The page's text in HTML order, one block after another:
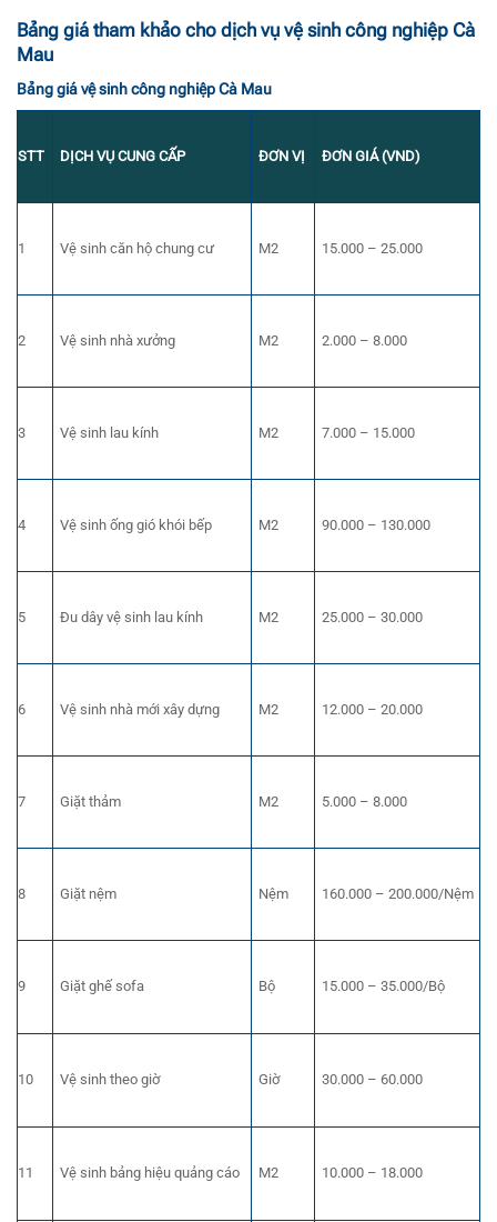
Bảng giá tham khảo cho dịch vụ vệ sinh công nghiệp Cà
Mau
Bảng giá vệ sinh công nghiệp Cà Mau
STT DỊCH VỤ CUNG CẤP ĐƠN VỊ ĐƠN GIÁ (VND)
1 Vệ sinh căn hộ chung cư M2 15.000 – 25.000
2 Vệ sinh nhà xưởng M2 2.000 – 8.000
3 Vệ sinh lau kính M2 7.000 – 15.000
4 Vệ sinh ống gió khói bếp M2 90.000 – 130.000
5 Đu dây vệ sinh lau kính M2 25.000 – 30.000
6 Vệ sinh nhà mới xây dựng M2 12.000 – 20.000
7 Giặt thảm M2 5.000 – 8.000
8 Giặt nệm Nệm 160.000 – 200.000/Nệm
9 Giặt ghế sofa Bộ 15.000 – 35.000/Bộ
10 Vệ sinh theo giờ Giờ 30.000 – 60.000
11 Vệ sinh bảng hiệu quảng cáo M2 10.000 – 18.000